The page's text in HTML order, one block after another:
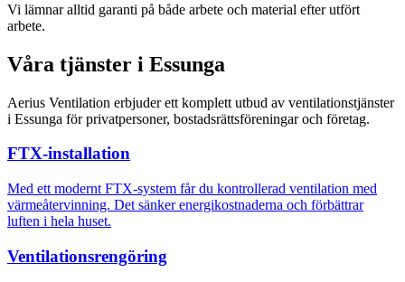
Vi lämnar alltid garanti på både arbete och material efter utfört
arbete.
Våra tjänster i Essunga
Aerius Ventilation erbjuder ett komplett utbud av ventilationstjänster
i Essunga för privatpersoner, bostadsrättsföreningar och företag.
FTX-installation
Med ett modernt FTX-system får du kontrollerad ventilation med
värmeåtervinning. Det sänker energikostnaderna och förbättrar
luften i hela huset.
Ventilationsrengöring